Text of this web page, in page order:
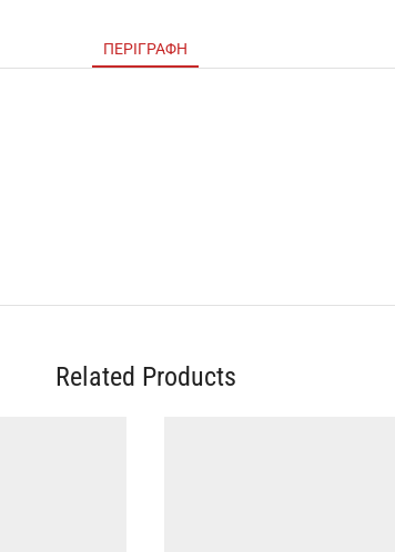
ΠΕΡΙΓΡΑΦΉ
Related Products